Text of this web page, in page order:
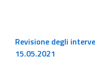
Revisione degli
15.05.2021